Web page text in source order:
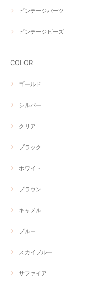
ビンテージパーツ
ビンテージビーズ
COLOR
ゴールド
シルバー
クリア
ブラック
ホワイト
ブラウン
キャメル
ブルー
スカイブルー
サファイア